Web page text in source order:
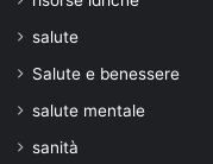
salute
Salute e benessere
salute mentale
sanità